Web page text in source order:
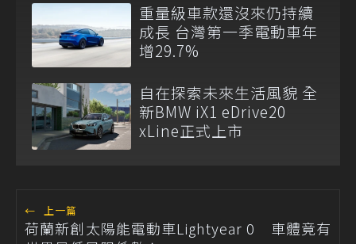
重量級車款還沒來仍持續
成長 台灣第一季電動車年
增29.7%
自在探索未來生活風貌 全
新BMW iX1 eDrive20
xLine正式上市
← 上一篇
荷蘭新創太陽能電動車Lightyear 0 車體竟有